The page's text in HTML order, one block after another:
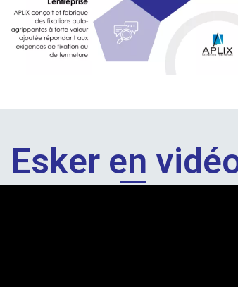
Esker en